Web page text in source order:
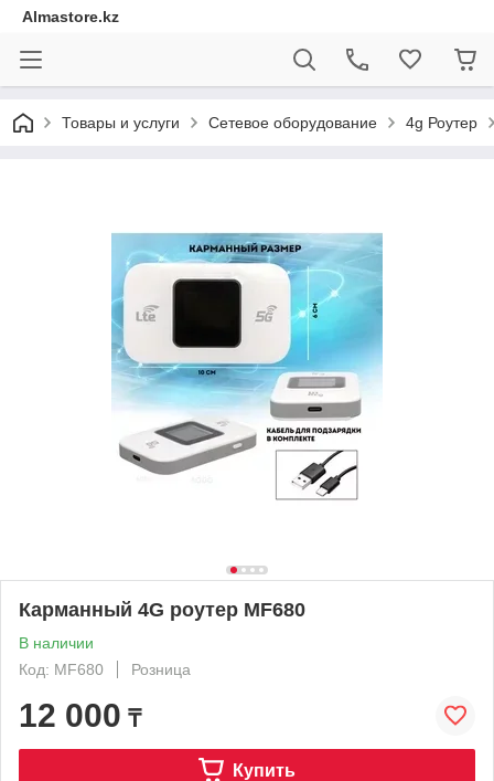
Almastore.kz
Товары и услуги Сетевое оборудование 4g Роутер
Карманный 4G роутер MF680
В наличии
Код: MF680
Розница
12 000 ₸
Купить